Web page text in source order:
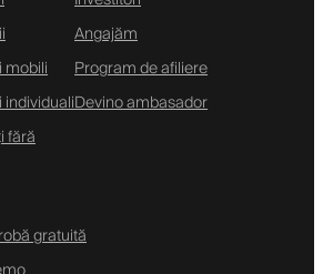
mobili
fără
Angajăm
Program de afiliere
Devino ambasador
gratuită